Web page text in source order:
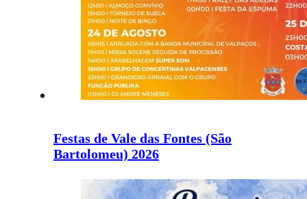
Festas de Vale das Fontes (São
Bartolomeu) 2026